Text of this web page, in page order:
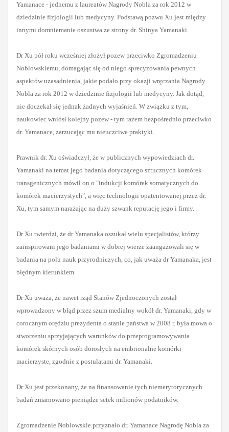
Yamanace - jednemu z laureatów Nagrody Nobla za rok 2012 w
dziedzinie fizjologii lub medycyny. Podstawą pozwu Xu jest między
innymi domniemanie oszustwa ze strony dr. Shinya Yamanaki.
Dr Xu pół roku wcześniej złożył pozew przeciwko Zgromadzeniu
Noblowskiemu, domagając się od niego sprecyzowania pewnych
aspektów uzasadnienia, jakie podało przy okazji wręczania Nagrody
Nobla za rok 2012 w dziedzinie fizjologii lub medycyny. Jak dotąd,
nie doczekał się jednak żadnych wyjaśnień. W związku z tym,
naukowiec wniósł kolejny pozew - tym razem bezpośrednio przeciwko
dr. Yamanace, zarzucając mu nieuczciwe praktyki.
Prawnik dr. Xu oświadczył, że w publicznych wypowiedziach dr.
Yamanaki na temat jego badania dotyczącego sztucznych komórek
transgenicznych mówił on o "indukcji komórek somatycznych do
komórek macierzystych", a więc technologii opatentowanej przez dr.
Xu, tym samym narażając na duży szwank reputację jego i firmy.
Dr Xu twierdzi, że dr Yamanaka oszukał wielu specjalistów, którzy
zainspirowani jego badaniami w dobrej wierze zaangażowali się w
badania na polu nauk przyrodniczych, co, jak uważa dr Yamanaka, jest
błędnym kierunkiem.
Dr Xu uważa, że nawet rząd Stanów Zjednoczonych został
wprowadzony w błąd przez szum medialny wokół dr. Yamanaki, gdy w
corocznym orędziu prezydenta o stanie państwa w 2008 r. była mowa o
stworzeniu sprzyjających warunków do przeprogramowywania
komórek skórnych osób dorosłych na embrionalne komórki
macierzyste, zgodnie z postulatami dr. Yamanaki.
Dr Xu jest przekonany, że na finansowanie tych niemerytorycznych
badań zmarnowano pieniądze setek milionów podatników.
Zgromadzenie Noblowskie przyznało dr. Yamanace Nagrodę Nobla za